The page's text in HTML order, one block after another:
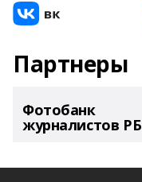
Партнеры
Фотобанк
журналистов РБ